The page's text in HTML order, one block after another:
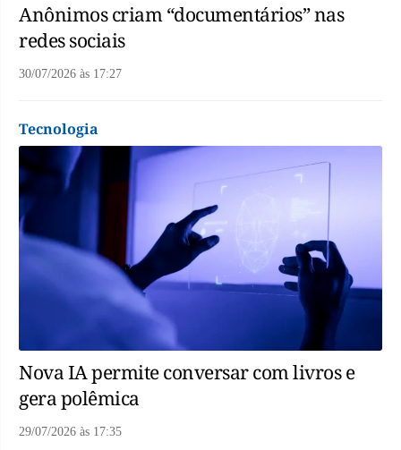
Anônimos criam “documentários” nas
redes sociais
30/07/2026 às 17:27
Tecnologia
Nova IA permite conversar com livros e
gera polêmica
29/07/2026 às 17:35